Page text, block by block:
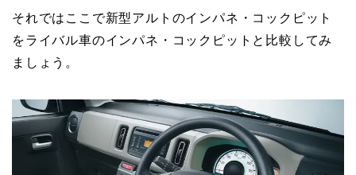
それではここで新型アルトのインパネ・コックピット
をライバル車のインパネ・コックピットと比較してみ
ましょう。